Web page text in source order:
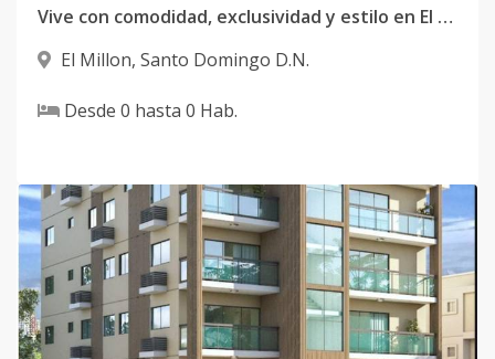
Vive con comodidad, exclusividad y estilo en El Millón
El Millon, Santo Domingo D.N.
Desde 0 hasta 0 Hab.